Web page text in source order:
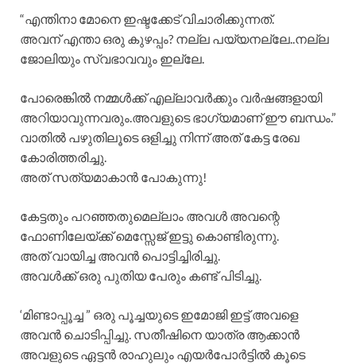
“എന്തിനാ മോനെ ഇഷ്ടക്കേട് വിചാരിക്കുന്നത്.
അവന് എന്താ ഒരു കുഴപ്പം? നല്ല പയ്യനല്ലേ..നല്ല
ജോലിയും സ്വഭാവവും ഇല്ലേ.
പോരെങ്കിൽ നമ്മൾക്ക് എല്ലാവർക്കും വർഷങ്ങളായി
അറിയാവുന്നവരും.അവളുടെ ഭാഗ്യമാണ് ഈ ബന്ധം.”
വാതിൽ പഴുതിലൂടെ ഒളിച്ചു നിന്ന് അത് കേട്ട രേഖ
കോരിത്തരിച്ചു.
അത് സത്യമാകാൻ പോകുന്നു!
കേട്ടതും പറഞ്ഞതുമെല്ലാം അവൾ അവന്റെ
ഫോണിലേയ്ക്ക് മെസ്സേജ് ഇട്ടു കൊണ്ടിരുന്നു.
അത് വായിച്ച അവൻ പൊട്ടിച്ചിരിച്ചു.
അവൾക്ക് ഒരു പുതിയ പേരും കണ്ട് പിടിച്ചു.
‘മിണ്ടാപ്പൂച്ച ” ഒരു പൂച്ചയുടെ ഇമോജി ഇട്ട് അവളെ
അവൻ ചൊടിപ്പിച്ചു. സതീഷിനെ യാത്ര ആക്കാൻ
അവളുടെ ഏട്ടൻ രാഹുലും എയർപോർട്ടിൽ കൂടെ